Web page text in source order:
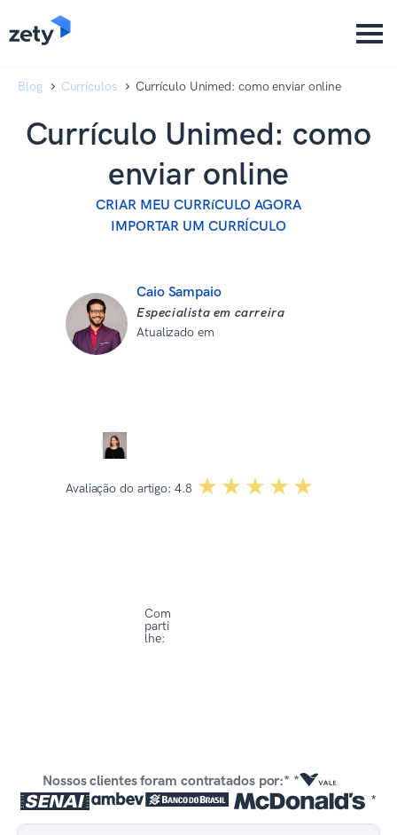
Blog Currículos Currículo Unimed: como enviar online
Currículo Unimed: como
enviar online
CRIAR MEU CURRíCULO AGORA
IMPORTAR UM CURRÍCULO
Caio Sampaio
Especialista em carreira
Atualizado em
Avaliação do artigo: 4.8 ☆☆☆☆☆
★★★★★
Com
parti
lhe:
Nossos clientes foram contratados por:* *
*